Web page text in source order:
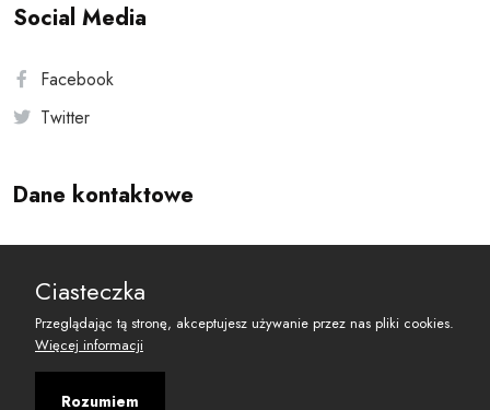
Social Media
Facebook
Twitter
Dane kontaktowe
reset@resetobywatelski.pl
Ciasteczka
Przeglądając tą stronę, akceptujesz używanie przez nas pliki cookies.
Więcej informacji
Rozumiem